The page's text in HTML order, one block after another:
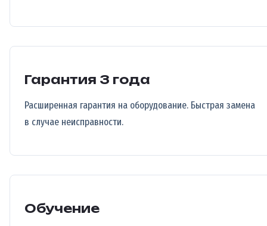
Гарантия 3 года
Расширенная гарантия на оборудование. Быстрая замена
в случае неисправности.
Обучение